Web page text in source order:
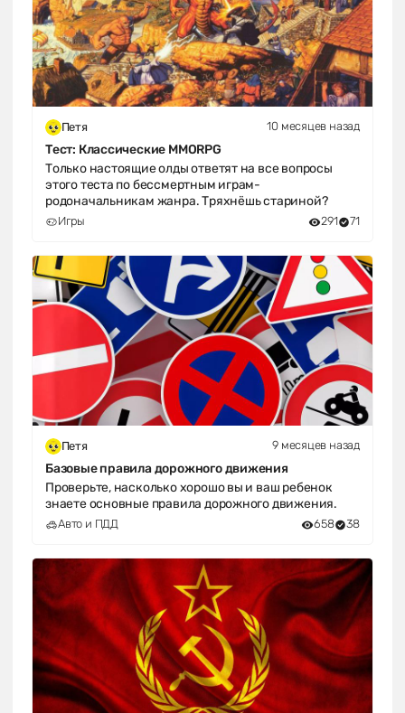
Петя 10 месяцев назад
Тест: Классические MMORPG
Только настоящие олды ответят на все вопросы
этого теста по бессмертным играм-
родоначальникам жанра. Тряхнёшь стариной?
Игры 291 71
Петя 9 месяцев назад
Базовые правила дорожного движения
Проверьте, насколько хорошо вы и ваш ребенок
знаете основные правила дорожного движения.
Авто и ПДД 658 38